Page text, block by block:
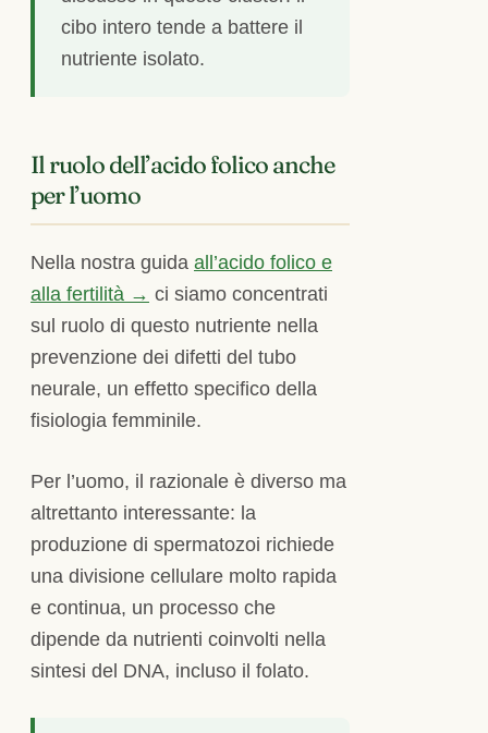
cibo intero tende a battere il
nutriente isolato.
Il ruolo dell’acido folico anche
per l’uomo
Nella nostra guida all’acido folico e
alla fertilità → ci siamo concentrati
sul ruolo di questo nutriente nella
prevenzione dei difetti del tubo
neurale, un effetto specifico della
fisiologia femminile.
Per l’uomo, il razionale è diverso ma
altrettanto interessante: la
produzione di spermatozoi richiede
una divisione cellulare molto rapida
e continua, un processo che
dipende da nutrienti coinvolti nella
sintesi del DNA, incluso il folato.